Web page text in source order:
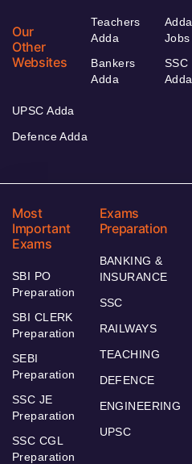
Our
Other
Websites
Teachers
Adda
Bankers
Adda
Adda
Jobs
SSC
Adda
UPSC Adda
Defence Adda
Most
Important
Exams
SBI PO
Preparation
SBI CLERK
Preparation
SEBI
Preparation
SSC JE
Preparation
SSC CGL
Preparation
Exams
Preparation
BANKING &
INSURANCE
SSC
RAILWAYS
TEACHING
DEFENCE
ENGINEERING
UPSC